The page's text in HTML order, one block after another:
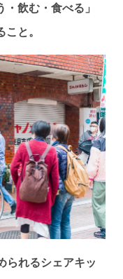
飲む・食べる」
と。
られるシェアキッ